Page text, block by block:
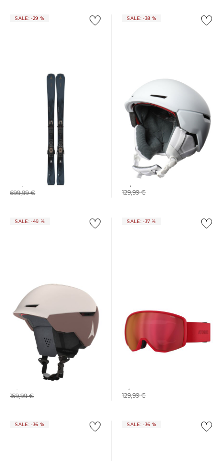
SALE: -29 %
CLOUD Q11 + M 10 GW
699,99 €
SALE: -38 %
Atomic | Skihelm REVENT+
129,99 €
SALE: -49 %
159,99 €
SALE: -37 %
129,99 €
SALE: -36 % SALE: -36 %